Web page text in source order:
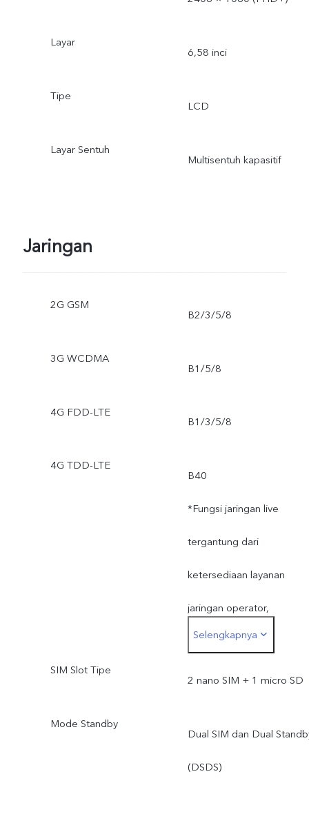
Layar
6,58 inci
Tipe
LCD
Layar Sentuh
Multisentuh kapasitif
Jaringan
2G GSM
B2/3/5/8
3G WCDMA
B1/5/8
4G FDD-LTE
B1/3/5/8
4G TDD-LTE
B40
*Fungsi jaringan live
tergantung dari
ketersediaan layanan
jaringan operator,
ketentuan dan hukum
berlaku, dukungan
software ponsel;
Selengkapnya
SIM Slot Tipe
2 nano SIM + 1 micro SD
Mode Standby
Dual SIM dan Dual
(DSDS)